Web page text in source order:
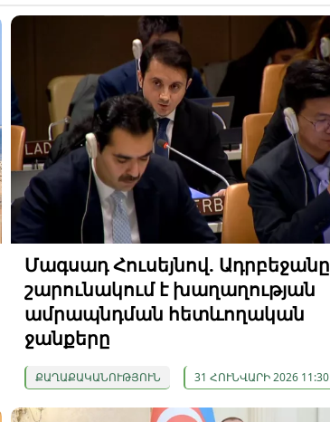
Մագսադ Հուսեյնով. Ադրբեջանը
շարունակում է խաղաղության
ամրապնդման հետևողական
ջանքերը
ՔԱՂԱՔԱԿԱՆՈՒԹՅՈՒՆ 31 ՀՈՒՆՎԱՐԻ 2026 11:30